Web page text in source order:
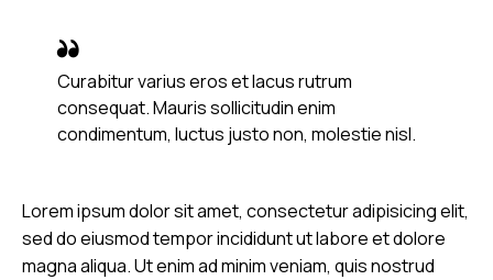
Curabitur varius eros et lacus rutrum
consequat. Mauris sollicitudin enim
condimentum, luctus justo non, molestie nisl.
Lorem ipsum dolor sit amet, consectetur adipisicing elit,
sed do eiusmod tempor incididunt ut labore et dolore
magna aliqua. Ut enim ad minim veniam, quis nostrud